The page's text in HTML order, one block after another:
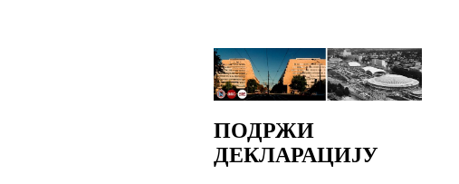
ПОДРЖИ
ДЕКЛАРАЦИЈУ